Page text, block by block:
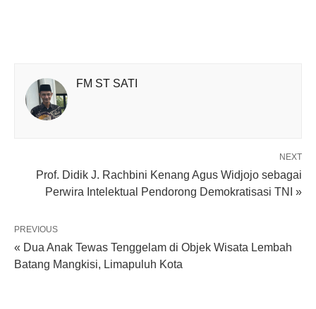
FM ST SATI
NEXT
Prof. Didik J. Rachbini Kenang Agus Widjojo sebagai
Perwira Intelektual Pendorong Demokratisasi TNI »
PREVIOUS
« Dua Anak Tewas Tenggelam di Objek Wisata Lembah
Batang Mangkisi, Limapuluh Kota